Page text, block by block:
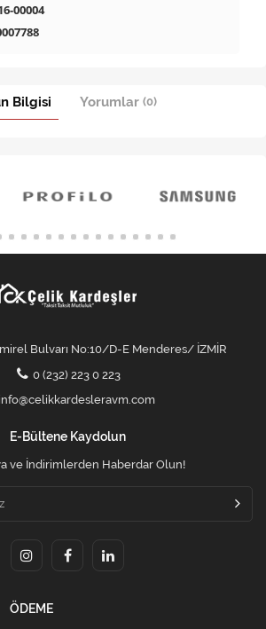
00004
Bilgisi Yorumlar (0)
Bulvarı No:10/D-E Menderes/ İZMİR
0 (232) 223 0 223
info@celikkardesleravm.com
E-Bültene Kaydolun
ve İndirimlerden Haberdar Olun!
ÖDEME